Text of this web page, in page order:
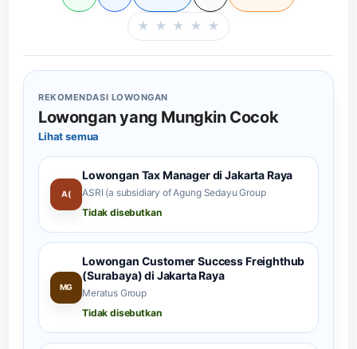
Beri rating halaman
★ ★ ★ ★ ★
REKOMENDASI LOWONGAN
Lowongan yang Mungkin Cocok
Lihat semua
A(
Lowongan Tax Manager di Jakarta Raya
ASRI (a subsidiary of Agung Sedayu Group
Tidak disebutkan
MG
Lowongan Customer Success Freighthub
(Surabaya) di Jakarta Raya
Meratus Group
Tidak disebutkan